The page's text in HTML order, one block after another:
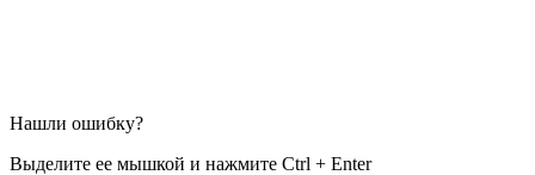
Нашли ошибку?
Выделите ее мышкой и нажмите Ctrl + Enter